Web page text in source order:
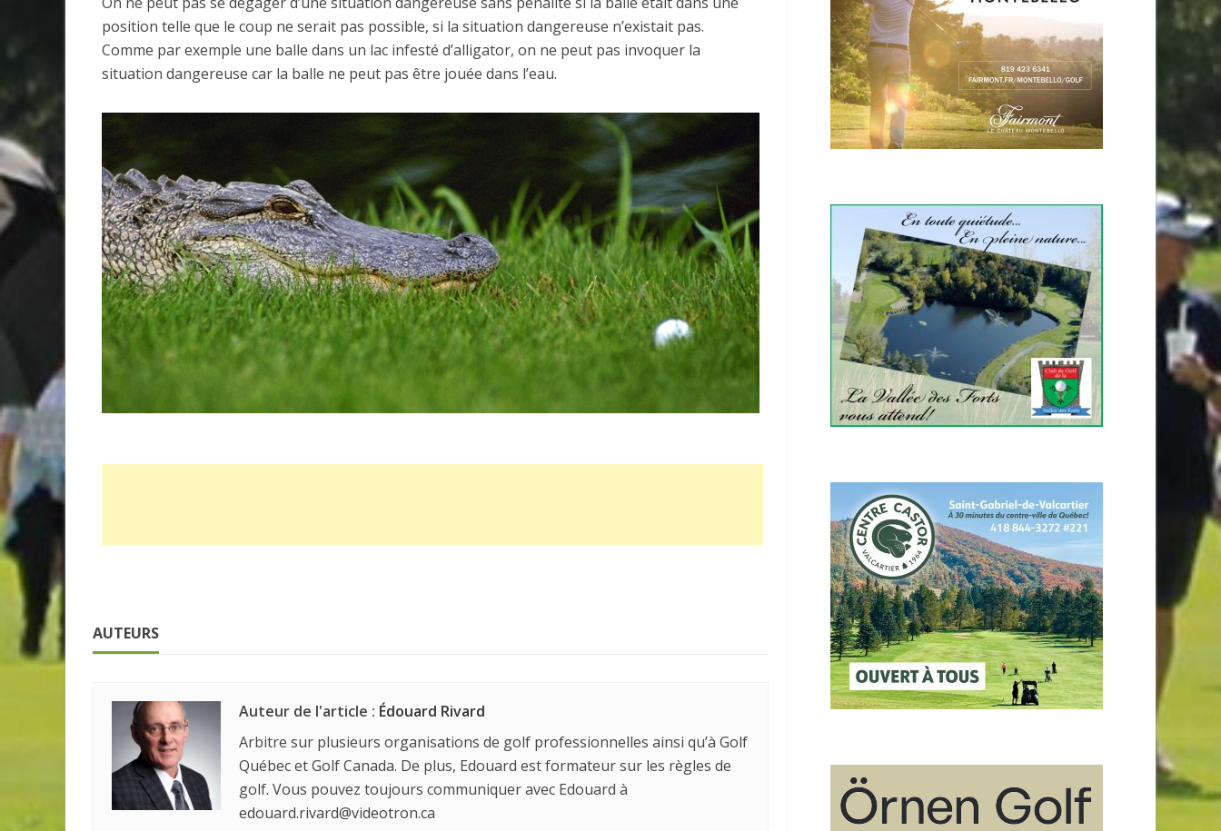
position telle que le coup ne serait pas possible, si la situation dangereuse n’existait pas.
Comme par exemple une balle dans un lac infesté d’alligator, on ne peut pas invoquer la
situation dangereuse car la balle ne peut pas être jouée dans l’eau.
AUTEURS
Auteur de l'article : Édouard Rivard
Arbitre sur plusieurs organisations de golf professionnelles ainsi qu’à Golf
Québec et Golf Canada. De plus, Edouard est formateur sur les règles de
golf. Vous pouvez toujours communiquer avec Edouard à
edouard.rivard@videotron.ca